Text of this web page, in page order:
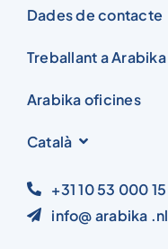
Dades de contacte
Treballant a Arabika
Arabika oficines
Català
+31 10 53 000 15
info@ arabika .nl